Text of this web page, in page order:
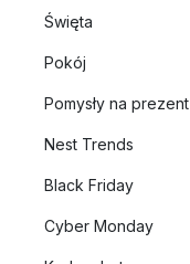
Święta
Pokój
Pomysły na prezent
Nest Trends
Black Friday
Cyber Monday